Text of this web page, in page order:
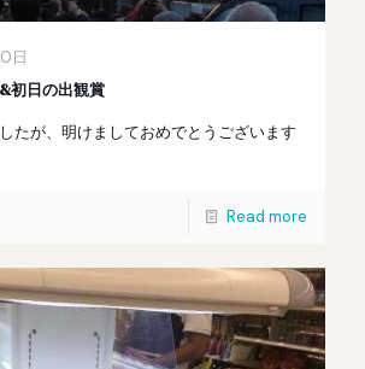
日
初日の出観賞
たが、明けましておめでとうございます
Read more